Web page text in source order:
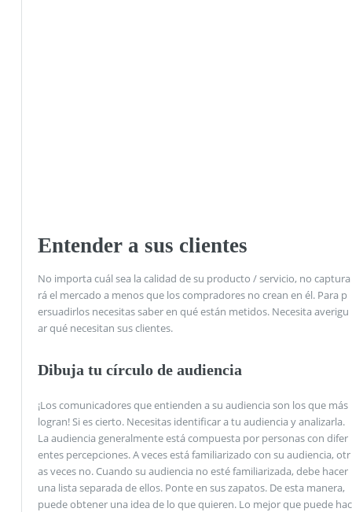
Entender a sus clientes
No importa cuál sea la calidad de su producto / servicio, no captura
rá el mercado a menos que los compradores no crean en él. Para p
ersuadirlos necesitas saber en qué están metidos. Necesita averigu
ar qué necesitan sus clientes.
Dibuja tu círculo de audiencia
¡Los comunicadores que entienden a su audiencia son los que más
logran! Si es cierto. Necesitas identificar a tu audiencia y analizarla.
La audiencia generalmente está compuesta por personas con difer
entes percepciones. A veces está familiarizado con su audiencia, otr
as veces no. Cuando su audiencia no esté familiarizada, debe hacer
una lista separada de ellos. Ponte en sus zapatos. De esta manera,
puede obtener una idea de lo que quieren. Lo mejor que puede hac